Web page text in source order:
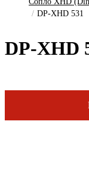
/ DP-XHD 531
DP-XHD